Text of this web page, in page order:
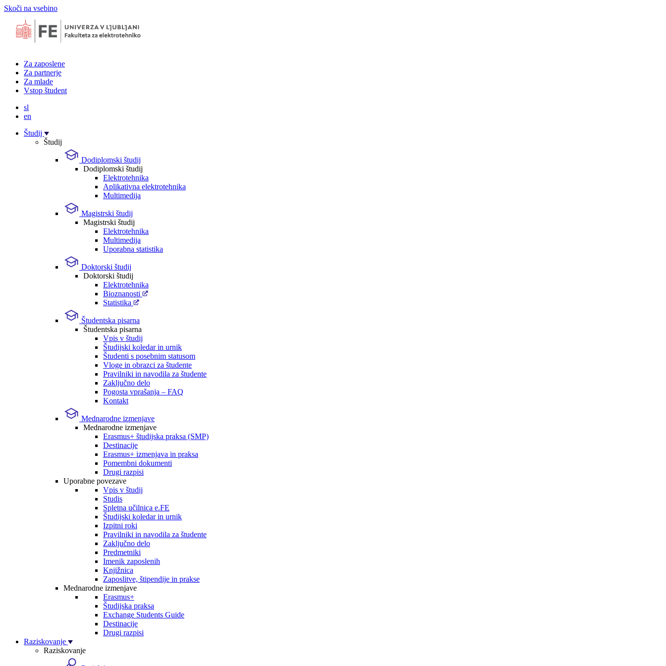
Skoči na vsebino
Za zaposlene
Za partnerje
Za mlade
Vstop študent
sl
en
Študij
Študij
Dodiplomski študij
Dodiplomski študij
Elektrotehnika
Aplikativna elektrotehnika
Multimedija
Magistrski študij
Magistrski študij
Elektrotehnika
Multimedija
Uporabna statistika
Doktorski študij
Doktorski študij
Elektrotehnika
Bioznanosti
Statistika
Študentska pisarna
Študentska pisarna
Vpis v študij
Študijski koledar in urnik
Študenti s posebnim statusom
Vloge in obrazci za študente
Pravilniki in navodila za študente
Zaključno delo
Pogosta vprašanja – FAQ
Kontakt
Mednarodne izmenjave
Mednarodne izmenjave
Erasmus+ študijska praksa (SMP)
Destinacije
Erasmus+ izmenjava in praksa
Pomembni dokumenti
Drugi razpisi
Uporabne povezave
Vpis v študij
Studis
Spletna učilnica e.FE
Študijski koledar in urnik
Izpitni roki
Pravilniki in navodila za študente
Zaključno delo
Predmetniki
Imenik zaposlenih
Knjižnica
Zaposlitve, štipendije in prakse
Mednarodne izmenjave
Erasmus+
Študijska praksa
Exchange Students Guide
Destinacije
Drugi razpisi
Raziskovanje
Raziskovanje